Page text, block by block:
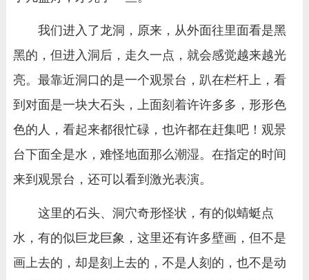
我们进入了龙洞，原来，从外面往里面看是黑
黑的，但进入洞后，走久一点，就会感觉越来越光
亮。最靠近洞口的是一个观景台，趴在栏杆上，看
到对面是一块大石头，上面刻着许许多多，形形色
色的人，看起来都很忙碌，也许都在赶集吧！观景
台下面全是水，难怪地面那么潮湿。在指定的时间
来到观景台，还可以看到激光表演。
这里的石头、洞穴奇形怪状，有的似蜻蜓点
水，有的似巨龙巨象，这里还有许多壁画，但不是
画上去的，却是刻上去的，不是人刻的，也不是动